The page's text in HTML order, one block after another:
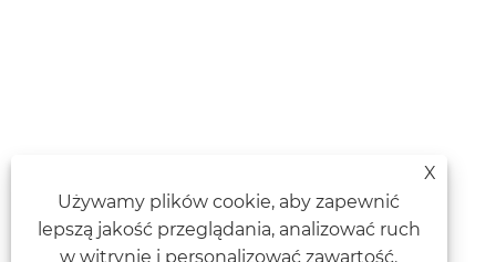
X
Używamy plików cookie, aby zapewnić
lepszą jakość przeglądania, analizować ruch
w witrynie i personalizować zawartość.